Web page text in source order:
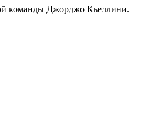
команды Джорджо Кьеллини.